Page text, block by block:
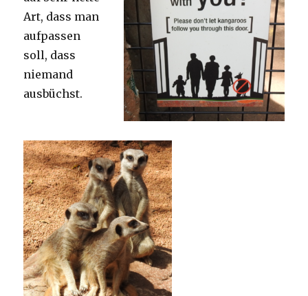
Art, dass man
aufpassen
soll, dass
niemand
ausbüchst.